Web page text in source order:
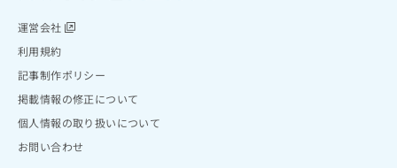
運営会社
利用規約
記事制作ポリシー
掲載情報の修正について
個人情報の取り扱いについて
お問い合わせ